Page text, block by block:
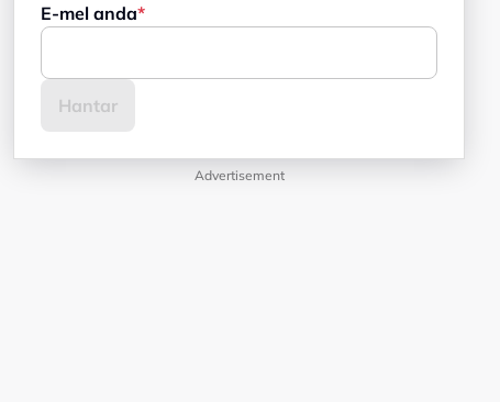
E-mel anda
Advertisement